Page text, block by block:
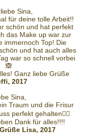
Sina,
für deine tolle Arbeit!!
schön und hat perfekt
das Make up war zur
immernoch Top! Die
und hat auch alles
war so schnell vorbei
🙈
Ganz liebe Grüße
2017
Sina,
Traum und die Frisur
perfekt gehalten👍🏻
Dank für alles!!!!
Lisa, 2017